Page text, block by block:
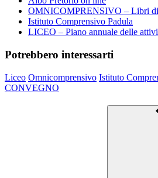
OMNICOMPRENSIVO – Libri di
Istituto Comprensivo Padula
LICEO – Piano annuale delle
Potrebbero interessarti
Liceo Omnicomprensivo Istituto
CONVEGNO